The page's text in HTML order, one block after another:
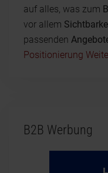
auf alles, was zum
vor allem
passenden
Positionierung
B2B Werbung